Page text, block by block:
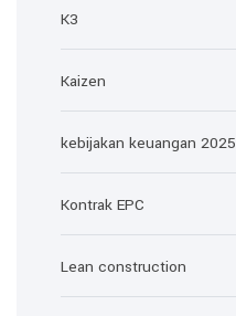
K3
Kaizen
kebijakan keuangan 2025
Kontrak EPC
Lean construction